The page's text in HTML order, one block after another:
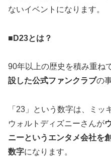
ないイベントになります。
■D23とは？
90年以上の歴史を積み重ね
設した公式ファンクラブの
「23」という数字は、ミッ
ウォルトディズニーさんが
ニーというエンタメ会社を
数字になります。